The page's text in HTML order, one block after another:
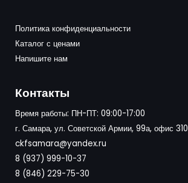
Политика конфиденциальности
Каталог с ценами
Напишите нам
Контакты
Время работы: ПН-ПТ: 09:00-17:00
г. Самара, ул. Советской Армии, 99а, офис 310
ckfsamara@yandex.ru
8 (937) 999-10-37
8 (846) 229-75-30